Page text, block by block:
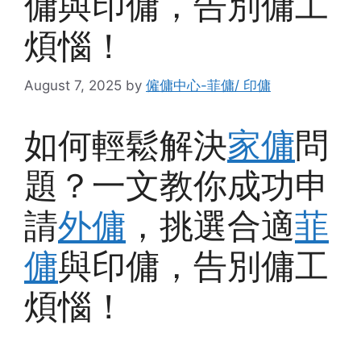
煩惱！
August 7, 2025 by 僱傭中心-菲傭/ 印傭
如何輕鬆解決家傭問
題？一文教你成功申
請外傭 ，挑選合適菲
傭與印傭，告別傭工
煩惱！